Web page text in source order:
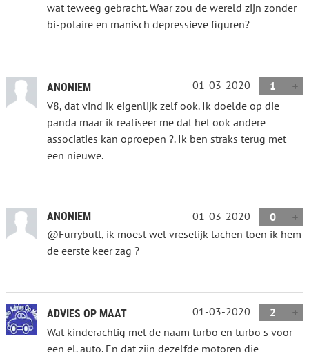
wat teweeg gebracht. Waar zou de wereld zijn zonder
bi-polaire en manisch depressieve figuren?
ANONIEM 01-03-2020
1
V8, dat vind ik eigenlijk zelf ook. Ik doelde op die
panda maar ik realiseer me dat het ook andere
associaties kan oproepen ?. Ik ben straks terug met
een nieuwe.
ANONIEM 01-03-2020
0
@Furrybutt, ik moest wel vreselijk lachen toen ik hem
de eerste keer zag ?
ADVIES OP MAAT 01-03-2020
2
Wat kinderachtig met de naam turbo en turbo s voor
een el. auto. En dat zijn dezelfde motoren die